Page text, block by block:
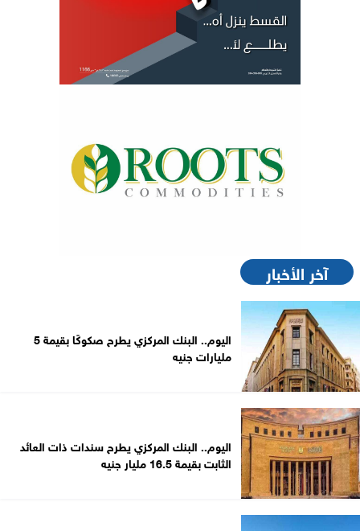
آخر الأخبار
اليوم.. البنك المركزي يطرح صكوكًا بقيمة 5
مليارات جنيه
اليوم.. البنك المركزي يطرح سندات ذات العائد
الثابت بقيمة 16.5 مليار جنيه